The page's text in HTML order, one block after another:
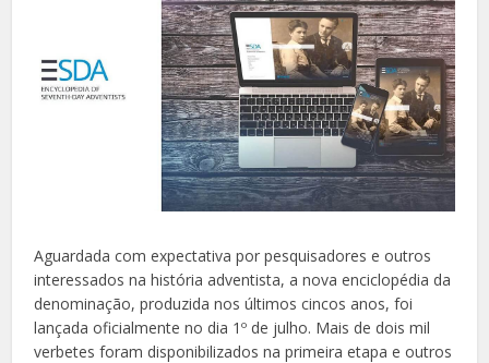
Aguardada com expectativa por pesquisadores e outros
interessados na história adventista, a nova enciclopédia da
denominação, produzida nos últimos cincos anos, foi
lançada oficialmente no dia 1º de julho. Mais de dois mil
verbetes foram disponibilizados na primeira etapa e outros